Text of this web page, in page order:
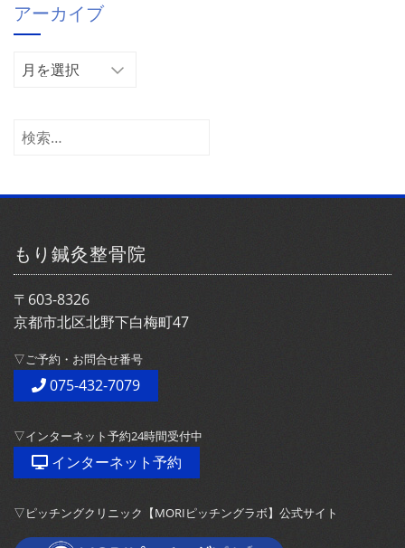
リ
ー
アーカイブ
ア
イ
検
もり鍼灸整骨院
〒603-8326
京都市北区北野下白梅町47
▽ご予約・お問合せ番号
075-432-7079
▽インターネット予約24時間受付中
インターネット予約
▽ピッチングクリニック【MORIピッチングラボ】公式サイト